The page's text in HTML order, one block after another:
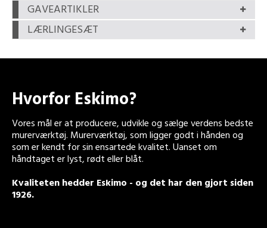
GAVEARTIKLER
LÆRLINGESÆT
Hvorfor Eskimo?
Vores mål er at producere, udvikle og sælge verdens bedste
murerværktøj. Murerværktøj, som ligger godt i hånden og
som er kendt for sin ensartede kvalitet. Uanset om
håndtaget er lyst, rødt eller blåt.
Kvaliteten hedder Eskimo - og det har den gjort siden
1926.